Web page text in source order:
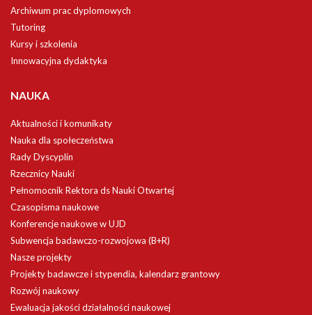
Archiwum prac dyplomowych
Tutoring
Kursy i szkolenia
Innowacyjna dydaktyka
NAUKA
Aktualności i komunikaty
Nauka dla społeczeństwa
Rady Dyscyplin
Rzecznicy Nauki
Pełnomocnik Rektora ds Nauki Otwartej
Czasopisma naukowe
Konferencje naukowe w UJD
Subwencja badawczo-rozwojowa (B+R)
Nasze projekty
Projekty badawcze i stypendia, kalendarz grantowy
Rozwój naukowy
Ewaluacja jakości działalności naukowej